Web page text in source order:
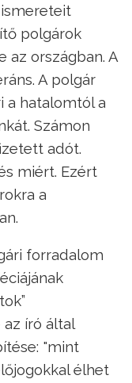
polgárok
az országban. A
A polgár
a hatalomtól a
Számon
adót.
miért. Ezért
a
forradalom
író által
"mint
élhet